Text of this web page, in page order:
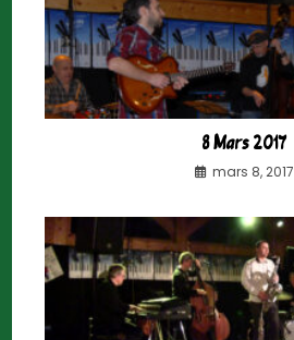
8 Mars 2017
mars 8, 2017